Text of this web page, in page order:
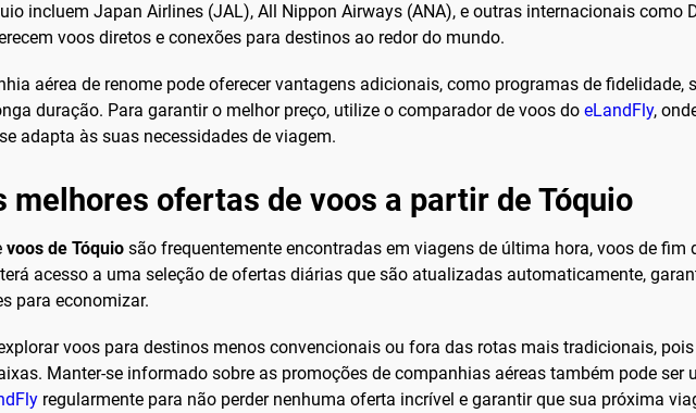
incluem Japan Airlines (JAL), All Nippon Airways (ANA), e outras internacionais como
voos diretos e conexões para destinos ao redor do mundo.
aérea de renome pode oferecer vantagens adicionais, como programas de fidelidade,
duração. Para garantir o melhor preço, utilize o comparador de voos do eLandFly,
adapta às suas necessidades de viagem.
melhores ofertas de voos a partir de Tóquio
voos de Tóquio são frequentemente encontradas em viagens de última hora, voos de fim
acesso a uma seleção de ofertas diárias que são atualizadas automaticamente,
para economizar.
voos para destinos menos convencionais ou fora das rotas mais tradicionais,
Manter-se informado sobre as promoções de companhias aéreas também pode
regularmente para não perder nenhuma oferta incrível e garantir que sua próxima